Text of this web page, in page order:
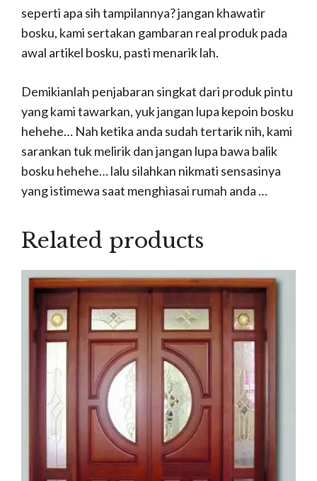
seperti apa sih tampilannya? jangan khawatir
bosku, kami sertakan gambaran real produk pada
awal artikel bosku, pasti menarik lah.
Demikianlah penjabaran singkat dari produk pintu
yang kami tawarkan, yuk jangan lupa kepoin bosku
hehehe… Nah ketika anda sudah tertarik nih, kami
sarankan tuk melirik dan jangan lupa bawa balik
bosku hehehe… lalu silahkan nikmati sensasinya
yang istimewa saat menghiasai rumah anda …
Related products